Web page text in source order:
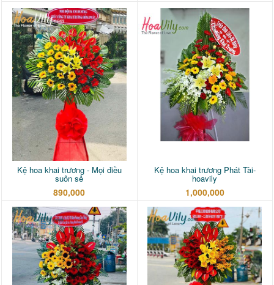
Kệ hoa khai trương - Mọi điều
suôn sẻ
890,000
Kệ hoa khai trương Phát Tài-
hoavily
1,000,000